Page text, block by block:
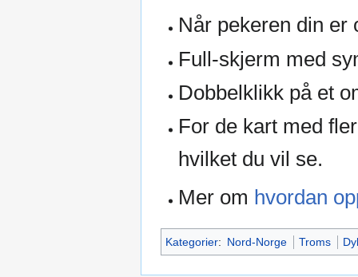
Når pekeren din er
Full-skjerm med
Dobbelklikk på et
For de kart med
hvilket du vil se.
Mer om hvordan
Kategorier: Nord-Norge Troms